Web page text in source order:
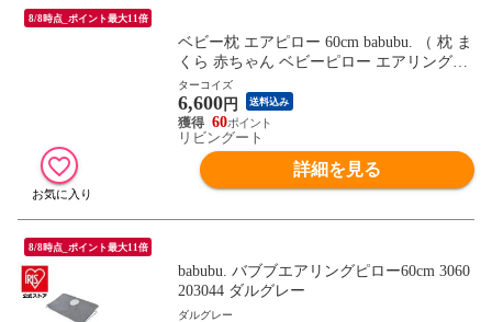
8/8時点_ポイント最大11倍
ベビー枕 エアピロー 60cm babubu. （ 枕 ま
くら 赤ちゃん ベビーピロー エアリングピ
ロー ドーナツ枕 ベビー 寝具 寝装 洗える
吐き戻し予防 汗かき予防 絶壁予防 鼻詰ま
り予防 窒息予防 湿疹予防 転げ落ち防止 ベ
ビーベッド用 ） 【ターコイズ】
ターコイズ
6,600円 送料込み
60
リビングート
詳細を見る
8/8時点_ポイント最大11倍
babubu. バブブエアリングピロー60cm 3060
203044 ダルグレー
ダルグレー